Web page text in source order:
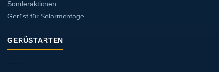
Sonderaktionen
Gerüst für Solarmontage
GERÜSTARTEN